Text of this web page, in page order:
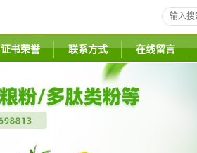
证书荣誉 联系方式 在线留言